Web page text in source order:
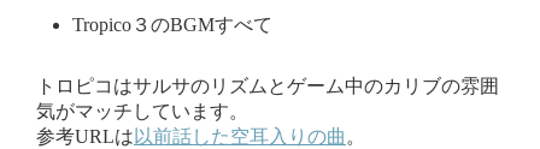
Tropico３のBGMすべて
トロピコはサルサのリズムとゲーム中のカリブの雰囲
気がマッチしています。
参考URLは 以前話した空耳入りの曲 。